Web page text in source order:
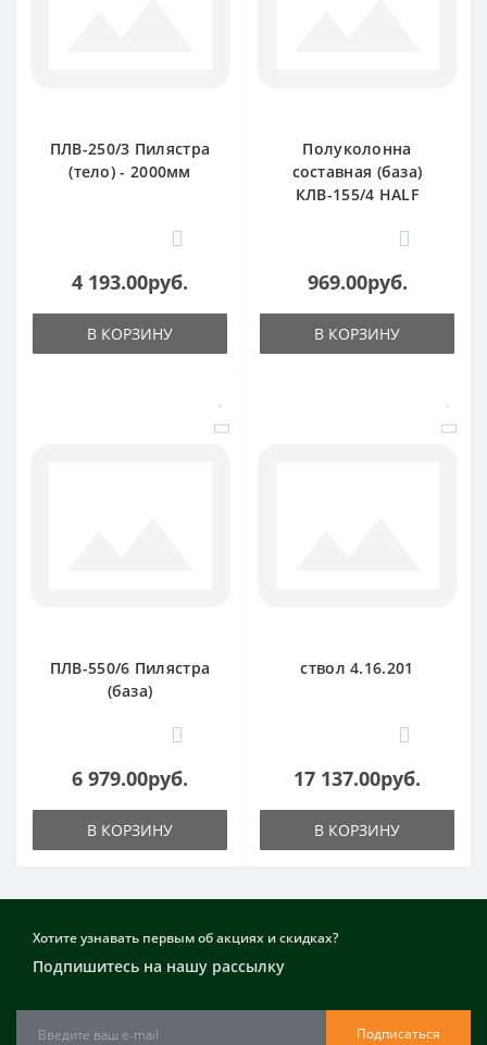
ПЛВ-250/3 Пилястра
(тело) - 2000мм
0
4 193.00руб.
В КОРЗИНУ
Полуколонна
составная (база)
КЛВ-155/4 HALF
0
969.00руб.
В КОРЗИНУ
ПЛВ-550/6 Пилястра
(база)
0
6 979.00руб.
В КОРЗИНУ
ствол 4.16.201
0
17 137.00руб.
В КОРЗИНУ
Хотите узнавать первым об акциях и скидках?
Подпишитесь на нашу рассылку
Подписаться